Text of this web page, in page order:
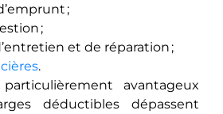
;
;
et de réparation ;
.
avantageux
déductibles dépassent